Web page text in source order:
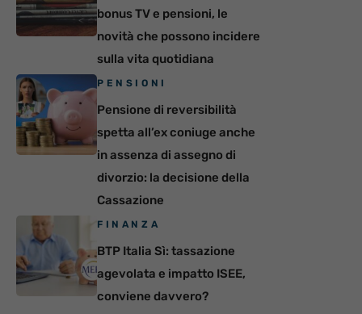
bonus TV e pensioni, le
novità che possono incidere
sulla vita quotidiana
PENSIONI
Pensione di reversibilità
spetta all’ex coniuge anche
in assenza di assegno di
divorzio: la decisione della
Cassazione
FINANZA
BTP Italia Sì: tassazione
agevolata e impatto ISEE,
conviene davvero?